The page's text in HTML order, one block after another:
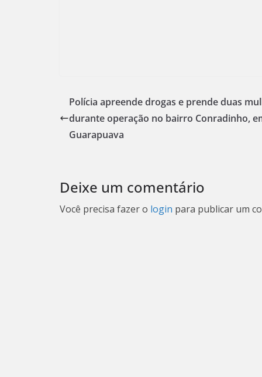
Polícia apreende drogas e prende duas
durante operação no bairro Conradinho,
Guarapuava
Deixe um comentário
Você precisa fazer o login para publicar um